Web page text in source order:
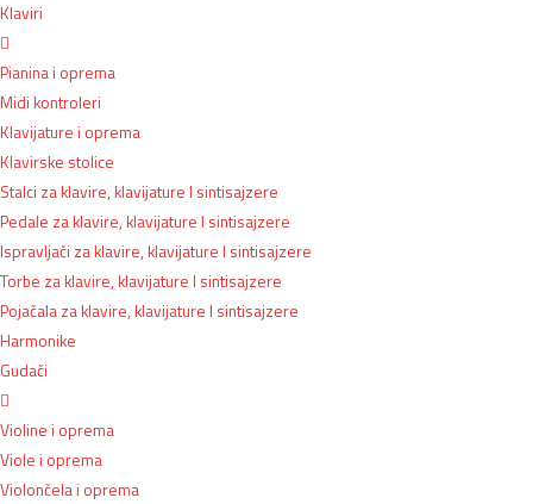
Klaviri
Pianina i oprema
Midi kontroleri
Klavijature i oprema
Klavirske stolice
Stalci za klavire, klavijature I sintisajzere
Pedale za klavire, klavijature I sintisajzere
Ispravljači za klavire, klavijature I sintisajzere
Torbe za klavire, klavijature I sintisajzere
Pojačala za klavire, klavijature I sintisajzere
Harmonike
Gudači
Violine i oprema
Viole i oprema
Violončela i oprema